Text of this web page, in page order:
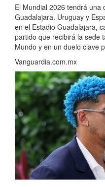
El Mundial 2026 tendrá una
Guadalajara. Uruguay y
en el Estadio Guadalajara,
partido que recibirá la sede
Mundo y en un duelo clave
Vanguardia.com.mx